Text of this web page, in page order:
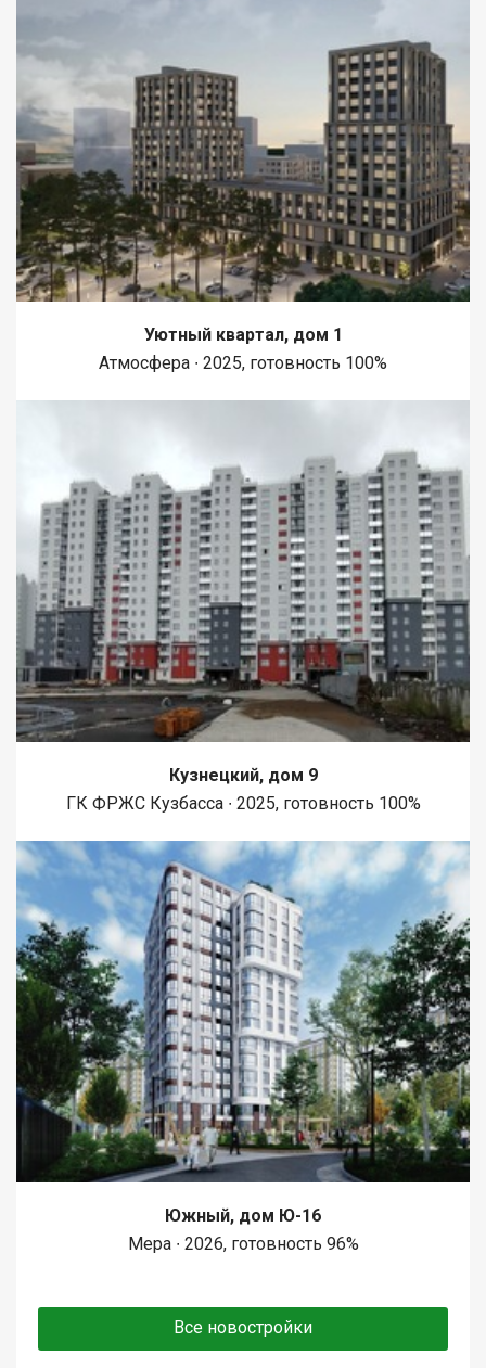
Уютный квартал, дом 1
Атмосфера ∙ 2025, готовность 100%
Кузнецкий, дом 9
ГК ФРЖС Кузбасса ∙ 2025, готовность 100%
Южный, дом Ю-16
Мера ∙ 2026, готовность 96%
Все новостройки